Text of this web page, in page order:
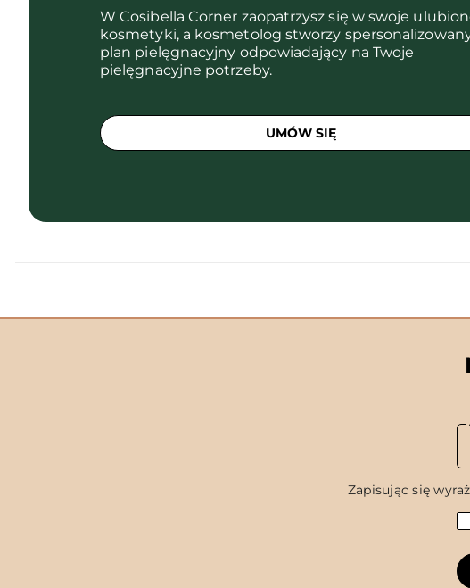
W Cosibella Corner zaopatrzysz się w swoje
kosmetyki, a kosmetolog stworzy
plan pielęgnacyjny odpowiadający na Twoje
pielęgnacyjne potrzeby.
UMÓW SIĘ
Zapisując się